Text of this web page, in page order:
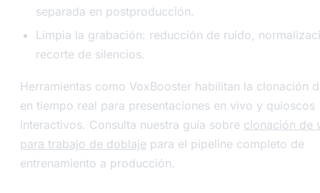
separada en postproducción.
Limpia la grabación: reducción de ruido,
recorte de silencios.
Herramientas como VoxBooster habilitan la clonación
en tiempo real para presentaciones en vivo y quioscos
interactivos. Consulta nuestra guía sobre clonación de
para trabajo de doblaje para el pipeline completo de
entrenamiento a producción.